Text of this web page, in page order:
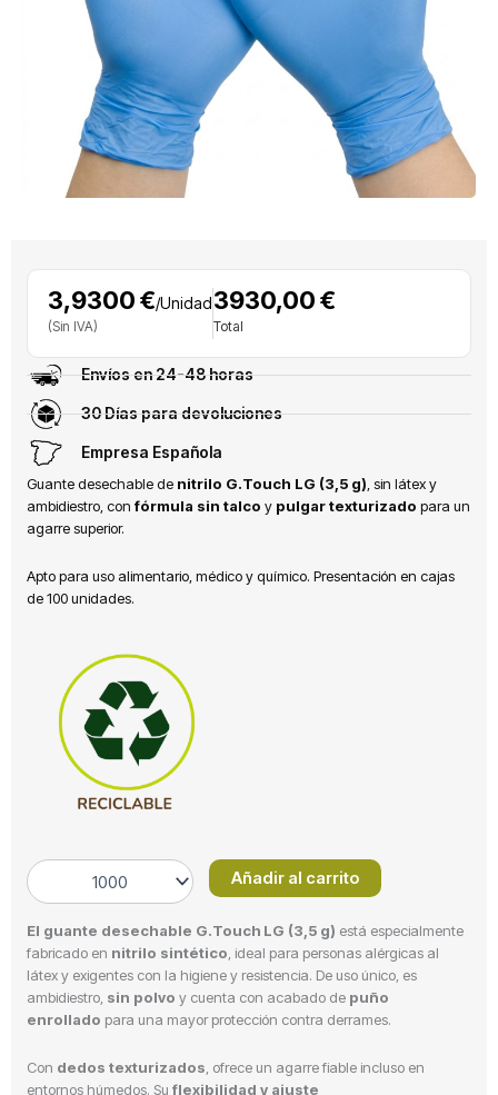
3,9300 €/Unidad
(Sin IVA)
3930,00 €
Total
Envíos en 24-48 horas
30 Días para devoluciones
Empresa Española
Guante desechable de nitrilo G.Touch LG (3,5 g) , sin látex y
ambidiestro, con fórmula sin talco y pulgar texturizado para un
agarre superior.
Apto para uso alimentario, médico y químico. Presentación en cajas
de 100 unidades.
Guante
nitrilo
Talla
L
cantidad
Añadir al carrito
El guante desechable G.Touch LG (3,5 g) está especialmente
fabricado en nitrilo sintético , ideal para personas alérgicas al
látex y exigentes con la higiene y resistencia. De uso único, es
ambidiestro, sin polvo y cuenta con acabado de puño
enrollado para una mayor protección contra derrames.
Con dedos texturizados , ofrece un agarre fiable incluso en
entornos húmedos. Su flexibilidad y ajuste